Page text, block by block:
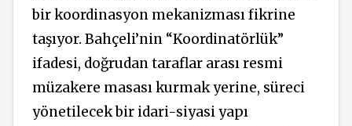
bir koordinasyon mekanizması fikrine
taşıyor. Bahçeli’nin “Koordinatörlük”
ifadesi, doğrudan taraflar arası resmi
müzakere masası kurmak yerine, süreci
yönetilecek bir idari-siyasi yapı